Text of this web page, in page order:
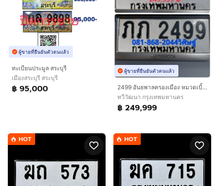
ผู้ขายที่ยืนยันตัวตนแล้ว
ทะเบียนประมูล สระบุรี
เมืองสระบุรี สระบุรี
฿ 95,000
ผู้ขายที่ยืนยันตัวตนแล้ว
2499 อันธพาลครองเมือง หมวดเบิ้ล โอกาสเดียวเท่านั้น พร้อมบริการครับ
ทวีวัฒนา กรุงเทพมหานคร
฿ 249,999
HOT HOT